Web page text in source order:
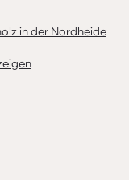
in der Nordheide